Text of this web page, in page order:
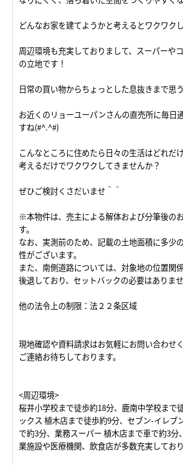
どんなお家を建てようかと考えるとワクワク
周辺環境も充実しておりまして、スーパーや
の立地です！
日常の買い物からちょっとした息抜きまで思
お近くのリョーユーパンさんの直売所に毎日
すね(#^.^#)
こんなところに住めたら日々の生活はどれだ
考えるだけでワクワクしてきませんか？
ぜひご検討くさだいませ＾＾
※本物件は、売主による解体および分筆後の
す。
なお、実測前のため、記載の土地面積に多少
性がございます。
また、南側道路については、対象地の位置関
後退しており、セットバックの必要はありませ
他の法令上の制限：法２２条区域
現地確認や資料請求はお気軽にお問い合わせく
ご連絡お待ちしております。
<周辺環境>
桜井小学校まで徒歩約18分、鹿南中学校まで
ックス 植木店まで徒歩約9分、セブン-イレブ
で約3分、業務スーパー 植木店まで車で約3分
業施設や医療機関、飲食店が多数充実しており